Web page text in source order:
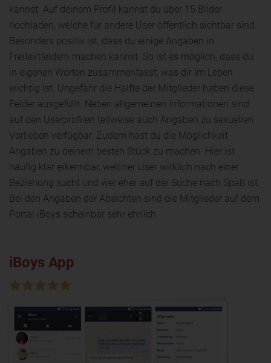
kannst. Auf deinem Profil kannst du über 15 Bilder
hochladen, welche für andere User öffentlich sichtbar sind.
Besonders positiv ist, dass du einige Angaben in
Freitextfeldern machen kannst. So ist es möglich, dass du
in eigenen Worten zusammenfasst, was dir im Leben
wichtig ist. Ungefähr die Hälfte der Mitglieder haben diese
Felder ausgefüllt. Neben allgemeinen Informationen sind
auf den Userprofilen teilweise auch Angaben zu sexuellen
Vorlieben verfügbar. Zudem hast du die Möglichkeit
Angaben zu deinem besten Stück zu machen. Hier ist
häufig klar erkennbar, welcher User wirklich nach einer
Beziehung sucht und wer eher auf der Suche nach Spaß ist.
Bei den Angaben der Absichten sind die Mitglieder auf dem
Portal iBoys scheinbar sehr ehrlich.
iBoys App